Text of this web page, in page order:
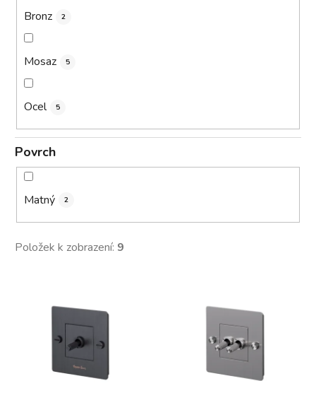
Bronz 2
Mosaz 5
Ocel 5
Povrch
Matný 2
Položek k zobrazení: 9